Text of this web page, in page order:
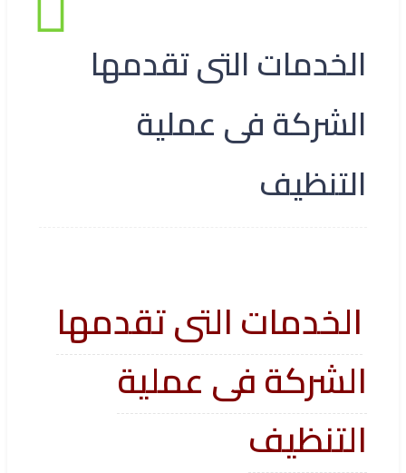
الخدمات التى تقدمها
الشركة فى عملية
التنظيف
الخدمات التى تقدمها
الشركة فى عملية
التنظيف